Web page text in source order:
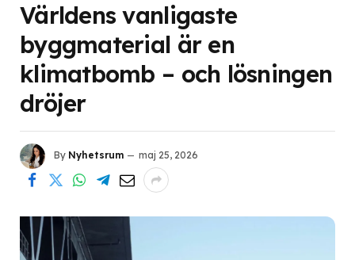
Världens vanligaste
byggmaterial är en
klimatbomb – och lösningen
dröjer
By Nyhetsrum maj 25, 2026